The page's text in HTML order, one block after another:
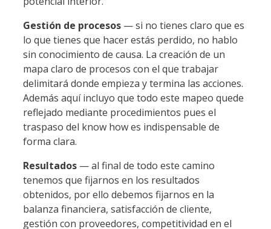
Gestión de procesos — si no tienes claro que es
lo que tienes que hacer estás perdido, no hablo
sin conocimiento de causa. La creación de un
mapa claro de procesos con el que trabajar
delimitará donde empieza y termina las acciones.
Además aquí incluyo que todo este mapeo quede
reflejado mediante procedimientos pues el
traspaso del know how es indispensable de
forma clara.
Resultados — al final de todo este camino
tenemos que fijarnos en los resultados
obtenidos, por ello debemos fijarnos en la
balanza financiera, satisfacción de cliente,
gestión con proveedores, competitividad en el